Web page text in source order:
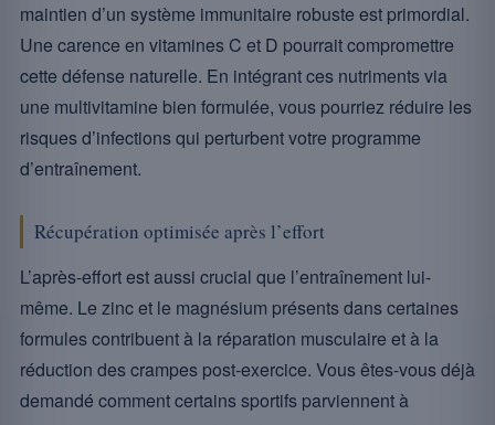
maintien d’un système immunitaire robuste est primordial.
Une carence en vitamines C et D pourrait compromettre
cette défense naturelle. En intégrant ces nutriments via
une multivitamine bien formulée, vous pourriez réduire les
risques d’infections qui perturbent votre programme
d’entraînement.
Récupération optimisée après l’effort
L’après-effort est aussi crucial que l’entraînement lui-
même. Le zinc et le magnésium présents dans certaines
formules contribuent à la réparation musculaire et à la
réduction des crampes post-exercice. Vous êtes-vous déjà
demandé comment certains sportifs parviennent à